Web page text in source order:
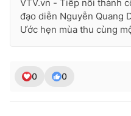
VTV.vn - Tiếp nối thành
đạo diễn Nguyễn Quang
Ước hẹn mùa thu cùng
0 0